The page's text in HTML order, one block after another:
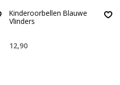
Kinderoorbellen Blauwe
Vlinders
12,90